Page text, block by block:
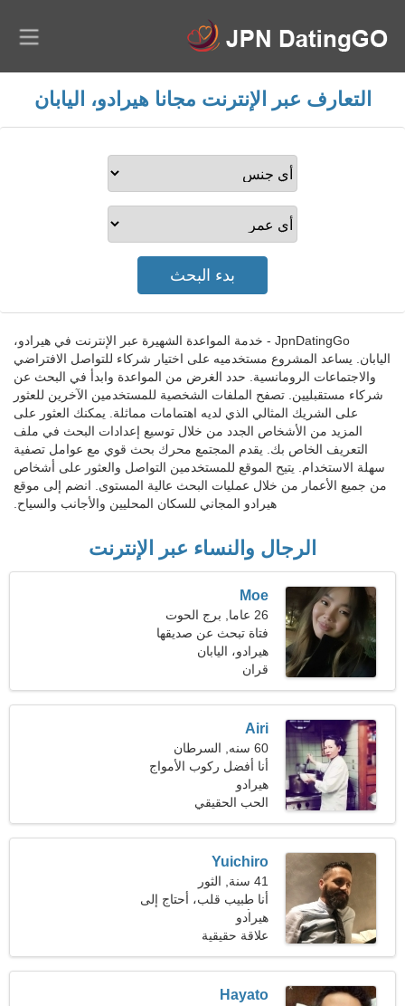
التعارف عبر الإنترنت مجانا هيرادو، اليابان
JpnDatingGo - خدمة المواعدة الشهيرة عبر الإنترنت في هيرادو،
اليابان. يساعد المشروع مستخدميه على اختيار شركاء للتواصل الافتراضي
والاجتماعات الرومانسية. حدد الغرض من المواعدة وابدأ في البحث عن
شركاء مستقبليين. تصفح الملفات الشخصية للمستخدمين الآخرين للعثور
على الشريك المثالي الذي لديه اهتمامات مماثلة. يمكنك العثور على
المزيد من الأشخاص الجدد من خلال توسيع إعدادات البحث في ملف
التعريف الخاص بك. يقدم المجتمع محرك بحث قوي مع عوامل تصفية
سهلة الاستخدام. يتيح الموقع للمستخدمين التواصل والعثور على أشخاص
من جميع الأعمار من خلال عمليات البحث عالية المستوى. انضم إلى موقع
هيرادو المجاني للسكان المحليين والأجانب والسياح.
الرجال والنساء عبر الإنترنت
Moe
26 عاما, برج الحوت
فتاة تبحث عن صديقها
هيرادو، اليابان
قران
Airi
60 سنه, السرطان
أنا أفضل ركوب الأمواج
والاجتماع
هيرادو
الحب الحقيقي
Yuichiro
41 سنة, الثور
أنا طبيب قلب، أحتاج إلى
امرأة رائعة
هيرادو
علاقة حقيقية
Hayato